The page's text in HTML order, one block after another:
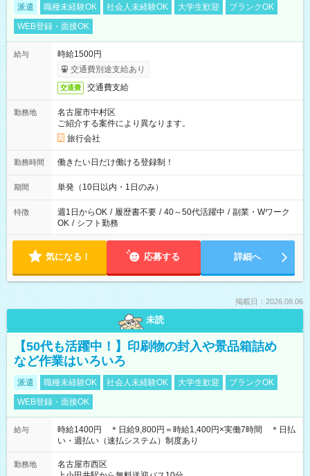
派遣 職種未経験OK 社会人未経験OK 大学生歓迎
ブランクOK
WEB登録・面接OK
給与
時給1500円
交通費別途支給あり
交通費 交通費支給
勤務地
名古屋市中村区
ご紹介する案件により異なります。
旅行会社
勤務時間 働きたい日だけ働ける登録制！
期間 単発（10日以内・1日のみ）
特徴 週1日からOK / 履歴書不要 / 40～50代活躍中 / 副業・Wワーク
OK / シフト勤務
気になる！ 応募する 詳細へ
掲載日：2026.08.06
未読
【50代も活躍中！】印刷物の封入や景品箱詰め
など作業はいろいろ
派遣 職種未経験OK 社会人未経験OK 大学生歓迎
ブランクOK
WEB登録・面接OK
給与
時給1400円 ＊日給9,800円＝時給1,400円×実働7時間 ＊日払
い・週払い（速払システム）制度あり
勤務地
名古屋市西区